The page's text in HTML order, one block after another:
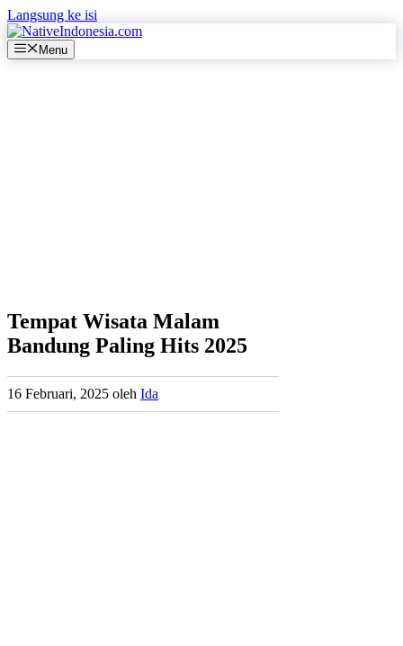
Langsung ke isi
Menu
Tempat Wisata Malam
Bandung Paling Hits 2025
16 Februari, 2025 oleh Ida